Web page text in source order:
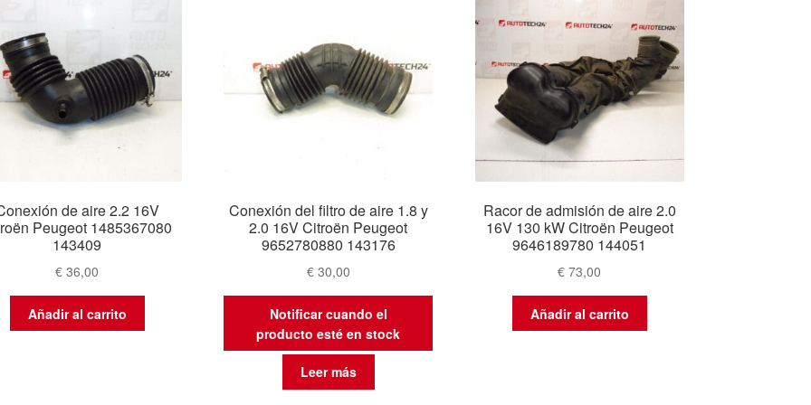
de aire 2.2 16V
Peugeot 1485367080
143409
€ 36,00
Añadir al carrito
Conexión del filtro de aire 1.8 y
2.0 16V Citroën Peugeot
9652780880 143176
€30,00
Notificar cuando el
producto esté en stock
Leer más
Racor de admisión de aire 2.0
16V 130 kW Citroën Peugeot
9646189780 144051
€ 73,00
Añadir al carrito